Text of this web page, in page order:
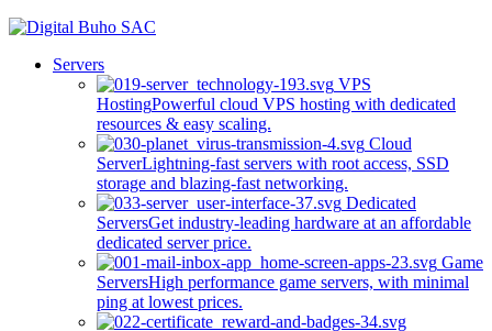
Servers
VPS
HostingPowerful cloud VPS hosting with dedicated
resources & easy scaling.
Cloud
ServerLightning-fast servers with root access, SSD
storage and blazing-fast networking.
Dedicated
ServersGet industry-leading hardware at an affordable
dedicated server price.
Game
ServersHigh performance game servers, with minimal
ping at lowest prices.